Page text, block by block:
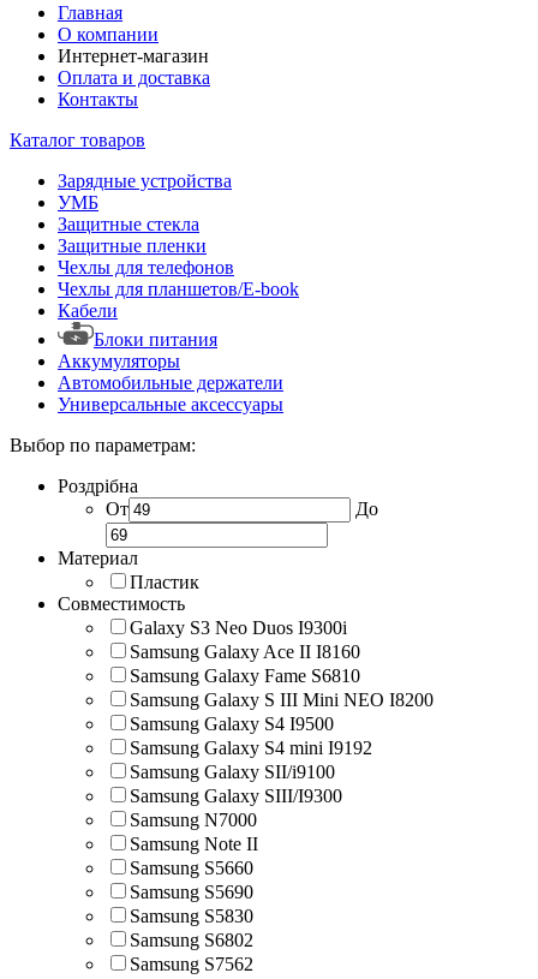
Главная
О компании
Интернет-магазин
Оплата и доставка
Контакты
Каталог товаров
Зарядные устройства
УМБ
Защитные стекла
Защитные пленки
Чехлы для телефонов
Чехлы для планшетов/E-book
Кабели
Блоки питания
Аккумуляторы
Автомобильные держатели
Универсальные аксессуары
Выбор по параметрам:
Роздрібна
От
До
Материал
Пластик
Совместимость
Galaxy S3 Neo Duos I9300i
Samsung Galaxy Ace II I8160
Samsung Galaxy Fame S6810
Samsung Galaxy S III Mini NEO I8200
Samsung Galaxy S4 I9500
Samsung Galaxy S4 mini I9192
Samsung Galaxy SII/i9100
Samsung Galaxy SIII/I9300
Samsung N7000
Samsung Note II
Samsung S5660
Samsung S5690
Samsung S5830
Samsung S6802
Samsung S7562